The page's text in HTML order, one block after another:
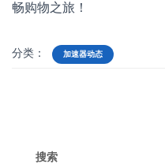
畅购物之旅！
分类： 加速器动态
搜索